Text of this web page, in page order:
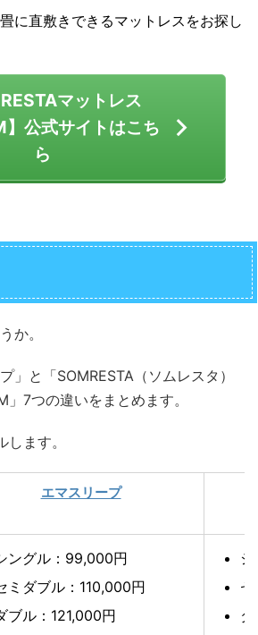
に直敷きできるマットレスをお探し
マットレス
】公式サイトはこち
ら
か。
」と「SOMRESTA（ソムレスタ）
」7つの違いをまとめます。
ます。
エマスリープ
ングル：99,000円
ミダブル：110,000円
ブル：121,000円